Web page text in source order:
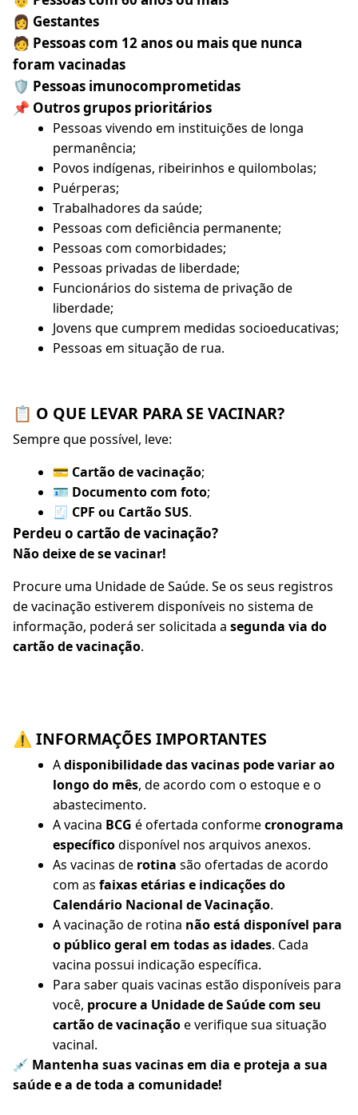
👩 Gestantes
🧑 Pessoas com 12 anos ou mais que nunca
foram vacinadas
🛡️ Pessoas imunocomprometidas
📌 Outros grupos prioritários
Pessoas vivendo em instituições de longa
permanência;
Povos indígenas, ribeirinhos e quilombolas;
Puérperas;
Trabalhadores da saúde;
Pessoas com deficiência permanente;
Pessoas com comorbidades;
Pessoas privadas de liberdade;
Funcionários do sistema de privação de
liberdade;
Jovens que cumprem medidas socioeducativas;
Pessoas em situação de rua.
📋 O QUE LEVAR PARA SE VACINAR?
Sempre que possível, leve:
💳 Cartão de vacinação;
🪪 Documento com foto;
🧾 CPF ou Cartão SUS.
Perdeu o cartão de vacinação?
Não deixe de se vacinar!
Procure uma Unidade de Saúde. Se os seus registros
de vacinação estiverem disponíveis no sistema de
informação, poderá ser solicitada a segunda via do
cartão de vacinação.
⚠️ INFORMAÇÕES IMPORTANTES
Adisponibilidade das vacinas pode variar ao
longo do mês, de acordo com o estoque e o
abastecimento.
A vacina BCG é ofertada conformecronograma
específicodisponível nos arquivos anexos.
As vacinas de rotina são ofertadas de acordo
com as faixas etárias e indicações do
Calendário Nacional de Vacinação.
A vacinação de rotina não está disponível para
o público geral em todas as idades. Cada
vacina possui indicação específica.
Para saber quais vacinas estão disponíveis para
você, procure a Unidade de Saúde com seu
cartão de vacinaçãoe verifique sua situação
vacinal.
💉 Mantenha suas vacinas em dia e proteja a sua
saúde e a de toda a comunidade!